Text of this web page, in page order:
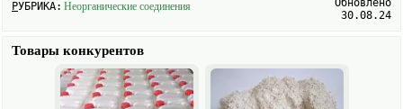
РУБРИКА: Неорганические соединения
Обновлено
30.08.24
Товары конкурентов